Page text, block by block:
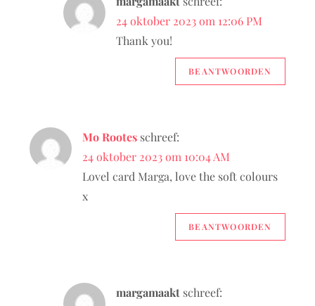
24 oktober 2023 om 12:06 PM
Thank you!
BEANTWOORDEN
Mo Rootes schreef:
24 oktober 2023 om 10:04 AM
Lovel card Marga, love the soft colours
x
BEANTWOORDEN
margamaakt schreef: